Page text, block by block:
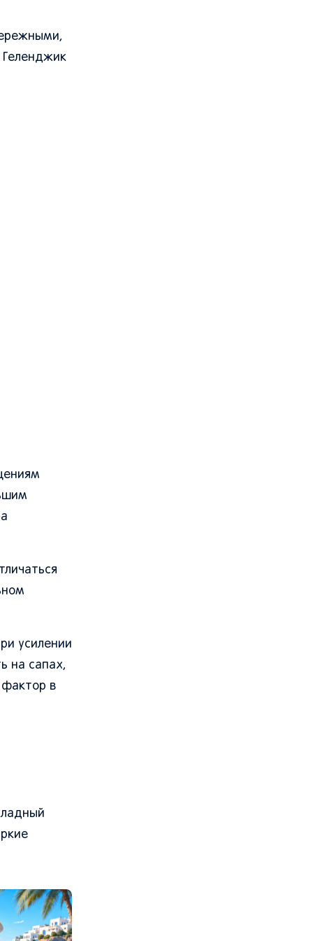
усилении
на сапах,
фактор в